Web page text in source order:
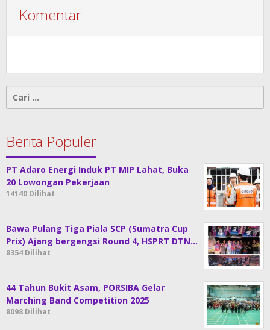
Komentar
Cari
Berita Populer
PT Adaro Energi Induk PT MIP Lahat, Buka
20 Lowongan Pekerjaan
14140 Dilihat
Bawa Pulang Tiga Piala SCP (Sumatra Cup
Prix) Ajang bergengsi Round 4, HSPRT DTN…
8354 Dilihat
44 Tahun Bukit Asam, PORSIBA Gelar
Marching Band Competition 2025
8098 Dilihat